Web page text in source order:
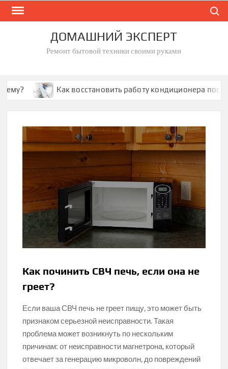
Skip
ДОМАШНИЙ ЭКСПЕРТ
Ремонт бытовой техники своими руками
Как восстановить работу кондиционера после
Как починить СВЧ печь, если она не
греет?
Если ваша СВЧ печь не греет пищу, это может быть
признаком серьезной неисправности. Такая
проблема может возникнуть по нескольким
причинам: от неисправности магнетрона, который
отвечает за генерацию микроволн, до повреждений